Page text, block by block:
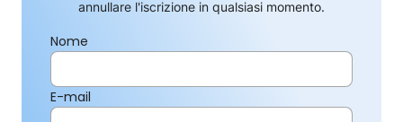
annullare l'iscrizione in qualsiasi momento.
Nome
E-mail